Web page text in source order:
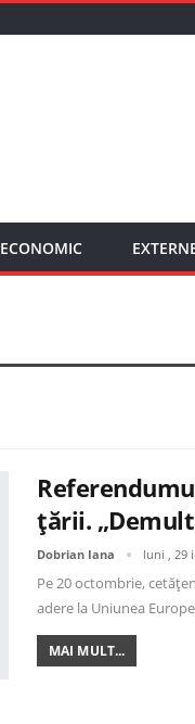
ECONOMIC
țării.
Dobrian Iana luni , 29
Pe 20 octombrie,
adere la Uniunea
MAI MULT...